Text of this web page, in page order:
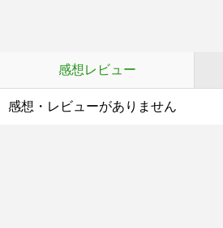
感想レビュー
感想・レビューがありません